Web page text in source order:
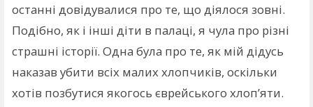
останні довідувалися про те, що діялося зовні.
Подібно, як і інші діти в палаці, я чула про різні
страшні історії. Одна була про те, як мій дідусь
наказав убити всіх малих хлопчиків, оскільки
хотів позбутися якогось єврейського хлоп’яти.